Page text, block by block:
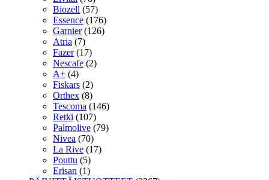
Biozell (57)
Essence (176)
Garnier (126)
Atria (7)
Fazer (17)
Nescafe (2)
A+ (4)
Fiskars (2)
Orthex (8)
Tescoma (146)
Retki (107)
Palmolive (79)
Nivea (70)
La Rive (17)
Pouttu (5)
Erisan (1)